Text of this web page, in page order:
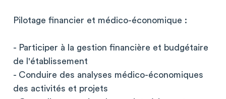
Pilotage financier et médico-économique :
- Participer à la gestion financière et budgétaire
de l'établissement
- Conduire des analyses médico-économiques
des activités et projets